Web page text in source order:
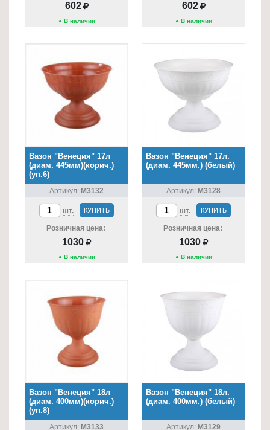
602
● В наличии
602
● В наличии
Вазон "Венеция" 17л
(диам. 445мм)(корич.)
(уп.6)
Артикул: М3132
шт. КУПИТЬ
Розничная цена:
1030
● В наличии
Вазон "Венеция" 17л.
(диам. 445мм.) (белый)
Артикул: М3128
шт. КУПИТЬ
Розничная цена:
1030
● В наличии
Вазон "Венеция" 18л
(диам. 400мм)(корич.)
(уп.8)
Артикул: М3133
Вазон "Венеция" 18л.
(диам. 400мм.) (белый)
Артикул: М3129